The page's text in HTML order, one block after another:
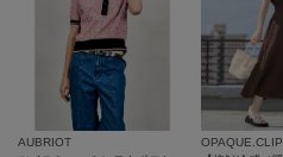
AUBRIOT
OPAQUE.CLIP